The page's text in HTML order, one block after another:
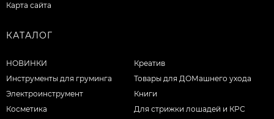
Карта сайта
КАТАЛОГ
НОВИНКИ
Инструменты для груминга
Электроинструмент
Косметика
Креатив
Товары для ДОМашнего ухода
Книги
Для стрижки лошадей и КРС